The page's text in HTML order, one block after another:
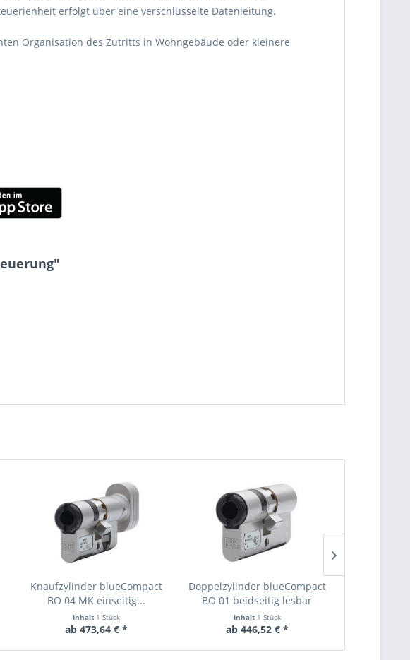
erfolgt über eine verschlüsselte Datenleitung.
Organisation des Zutritts in Wohngebäude oder kleinere
Knaufzylinder blueCompact
BO 04 MK einseitig...
Inhalt 1 Stück
ab 473,64 € *
Doppelzylinder blueCompact
BO 01 beidseitig lesbar
Inhalt 1 Stück
ab 446,52 € *